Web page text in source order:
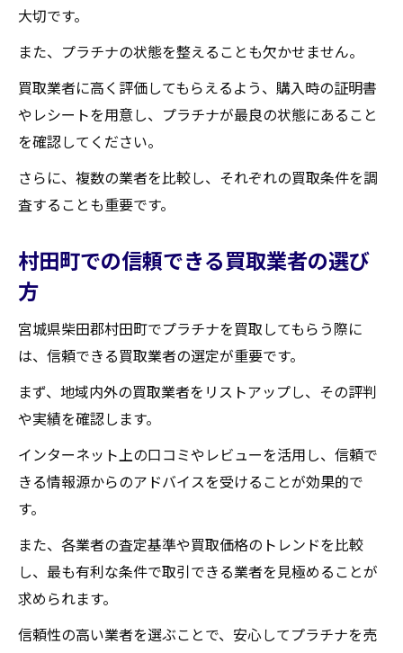
大切です。
また、プラチナの状態を整えることも欠かせません。
買取業者に高く評価してもらえるよう、購入時の証明書
やレシートを用意し、プラチナが最良の状態にあること
を確認してください。
さらに、複数の業者を比較し、それぞれの買取条件を調
査することも重要です。
村田町での信頼できる買取業者の選び
方
宮城県柴田郡村田町でプラチナを買取してもらう際に
は、信頼できる買取業者の選定が重要です。
まず、地域内外の買取業者をリストアップし、その評判
や実績を確認します。
インターネット上の口コミやレビューを活用し、信頼で
きる情報源からのアドバイスを受けることが効果的で
す。
また、各業者の査定基準や買取価格のトレンドを比較
し、最も有利な条件で取引できる業者を見極めることが
求められます。
信頼性の高い業者を選ぶことで、安心してプラチナを売